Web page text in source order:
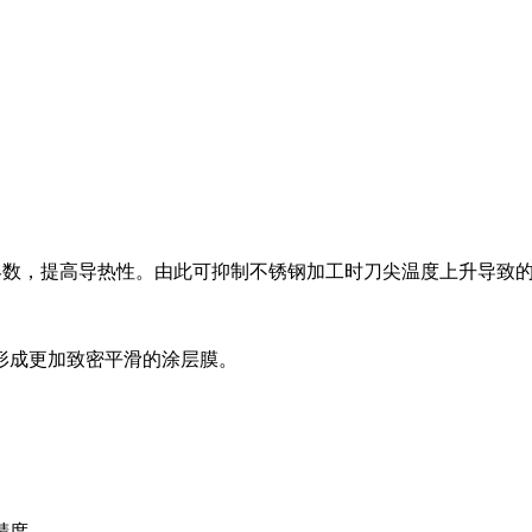
，提高导热性。由此可抑制不锈钢加工时刀尖温度上升导致
更加致密平滑的涂层膜。